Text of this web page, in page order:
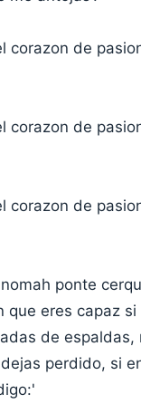
corazon de
corazon de
corazon de
ponte
eres capaz
de espaldas,
perdido, si